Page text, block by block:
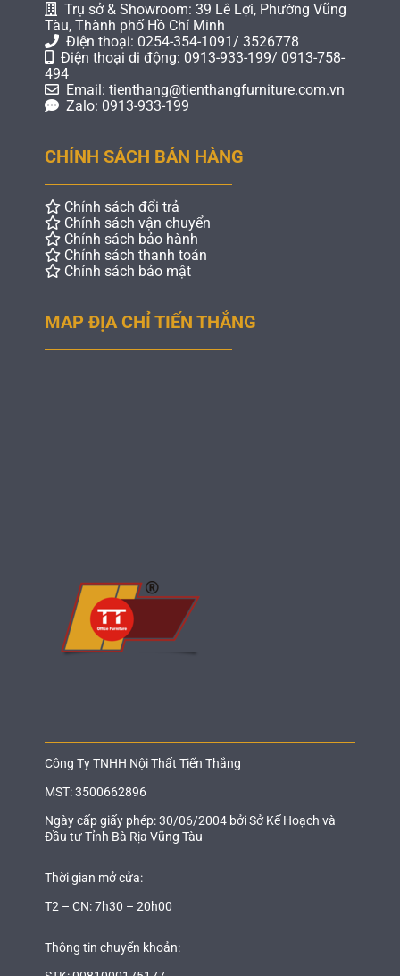
Trụ sở & Showroom: 39 Lê Lợi, Phường Vũng
Tàu, Thành phố Hồ Chí Minh
Điện thoại: 0254-354-1091/ 3526778
Điện thoại di động: 0913-933-199/ 0913-758-
494
Email: tienthang@tienthangfurniture.com.vn
Zalo: 0913-933-199
CHÍNH SÁCH BÁN HÀNG
Chính sách đổi trả
Chính sách vận chuyển
Chính sách bảo hành
Chính sách thanh toán
Chính sách bảo mật
MAP ĐỊA CHỈ TIẾN THẮNG
Công Ty TNHH Nội Thất Tiến Thắng
MST: 3500662896
Ngày cấp giấy phép: 30/06/2004 bởi Sở Kế Hoạch và
Đầu tư Tỉnh Bà Rịa Vũng Tàu
Thời gian mở cửa:
T2 – CN: 7h30 – 20h00
Thông tin chuyển khoản: